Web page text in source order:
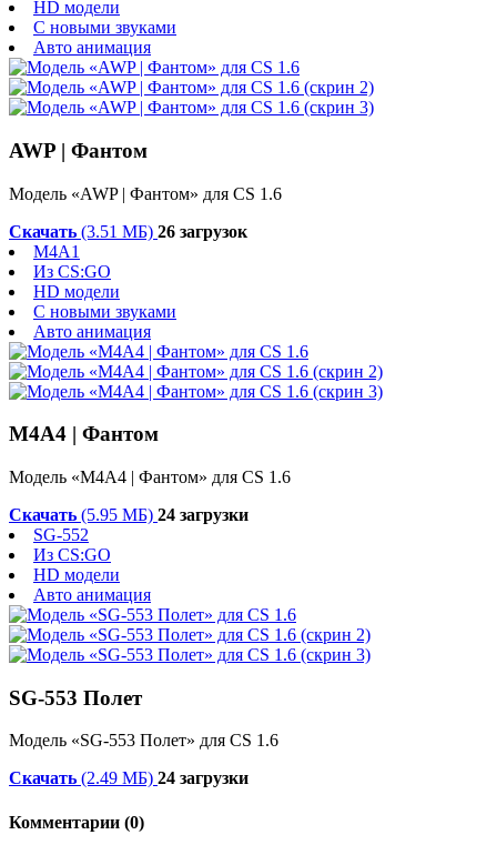
HD модели
С новыми звуками
Авто анимация
AWP | Фантом
Модель «AWP | Фантом» для CS 1.6
Скачать (3.51 МБ) 26 загрузок
M4A1
Из CS:GO
HD модели
С новыми звуками
Авто анимация
M4A4 | Фантом
Модель «M4A4 | Фантом» для CS 1.6
Скачать (5.95 МБ) 24 загрузки
SG-552
Из CS:GO
HD модели
Авто анимация
SG-553 Полет
Модель «SG-553 Полет» для CS 1.6
Скачать (2.49 МБ) 24 загрузки
Комментарии (0)